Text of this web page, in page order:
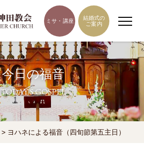
ミサ・講座
結婚式の
ご案内
今日の福音
TODAY'S GOSPEL
> ヨハネによる福音（四旬節第五主日）